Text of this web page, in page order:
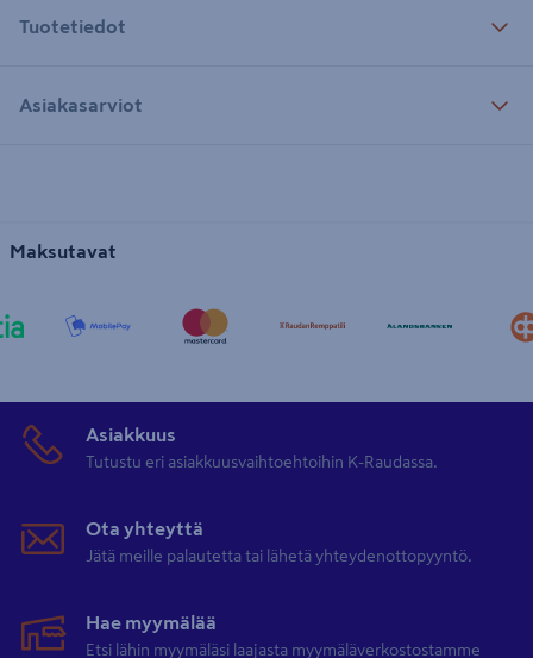
Tuotetiedot
Asiakasarviot
Maksutavat
Asiakkuus
Tutustu eri asiakkuusvaihtoehtoihin K-Raudassa.
Ota yhteyttä
Jätä meille palautetta tai lähetä yhteydenottopyyntö.
Hae myymälää
Etsi lähin myymäläsi laajasta myymäläverkostostamme